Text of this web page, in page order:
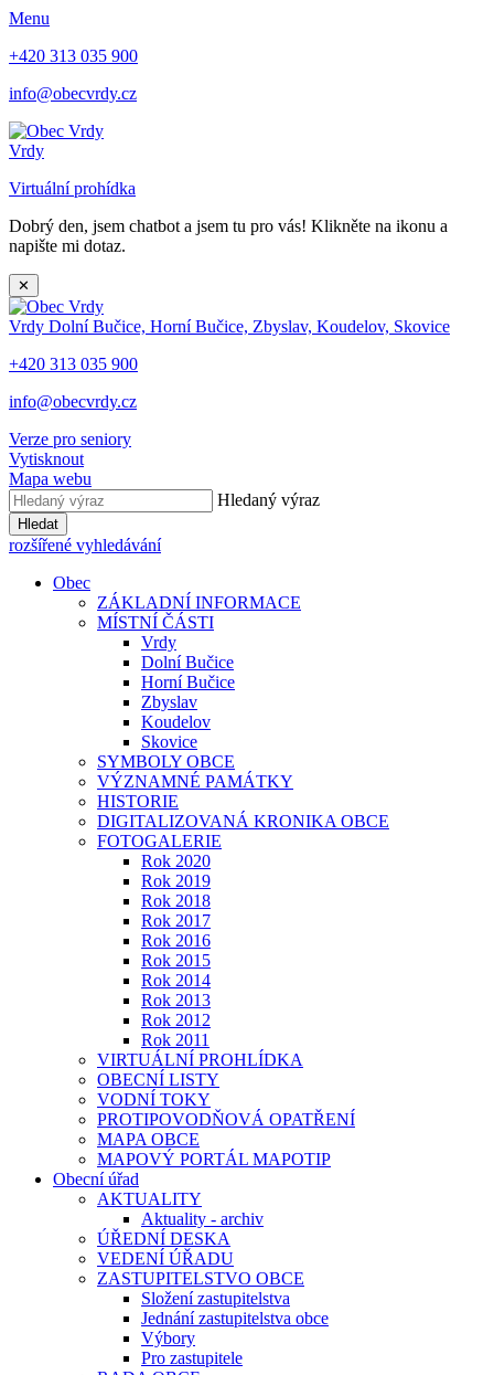
Menu
+420 313 035 900
info@obecvrdy.cz
Vrdy
Virtuální prohídka
Dobrý den, jsem chatbot a jsem tu pro vás! Klikněte na ikonu a
napište mi dotaz.
✕
Vrdy Dolní Bučice, Horní Bučice, Zbyslav, Koudelov, Skovice
+420 313 035 900
info@obecvrdy.cz
Verze pro seniory
Vytisknout
Mapa webu
Hledaný výraz
Hledat
rozšířené vyhledávání
Obec
ZÁKLADNÍ INFORMACE
MÍSTNÍ ČÁSTI
Vrdy
Dolní Bučice
Horní Bučice
Zbyslav
Koudelov
Skovice
SYMBOLY OBCE
VÝZNAMNÉ PAMÁTKY
HISTORIE
DIGITALIZOVANÁ KRONIKA OBCE
FOTOGALERIE
Rok 2020
Rok 2019
Rok 2018
Rok 2017
Rok 2016
Rok 2015
Rok 2014
Rok 2013
Rok 2012
Rok 2011
VIRTUÁLNÍ PROHLÍDKA
OBECNÍ LISTY
VODNÍ TOKY
PROTIPOVODŇOVÁ OPATŘENÍ
MAPA OBCE
MAPOVÝ PORTÁL MAPOTIP
Obecní úřad
AKTUALITY
Aktuality - archiv
ÚŘEDNÍ DESKA
VEDENÍ ÚŘADU
ZASTUPITELSTVO OBCE
Složení zastupitelstva
Jednání zastupitelstva obce
Výbory
Pro zastupitele